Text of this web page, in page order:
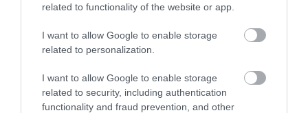
related to functionality of the website or app.
I want to allow Google to enable storage
related to personalization.
I want to allow Google to enable storage
related to security, including authentication
functionality and fraud prevention, and other
5 legendás, megfizethető használt autó
Érdekes gyűjtéssel jelentkezett a Carnet, amely a mára ritkává és